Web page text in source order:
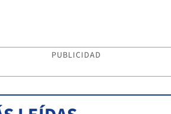
PUBLICIDAD